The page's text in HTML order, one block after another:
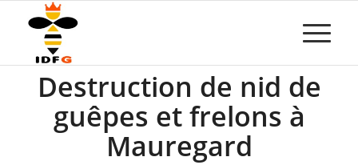
Destruction de nid de
guêpes et frelons à
Mauregard